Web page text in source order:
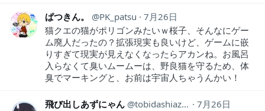
ぱつきん。 PK_patsu
7月26日
猫クエの猫がポリゴンみたいｗ桜子、そんなにゲー
ム廃人だったの？拡張現実も良いけど、ゲームに嵌
りすぎて現実が見えなくなったらアカンね。お風呂
入らなくて臭いムームーは、野良猫を守るため、体
臭でマーキングと、お前は宇宙人ちゃうんかい！
飛び出しあずにゃん tobidashiazunya
7月26日